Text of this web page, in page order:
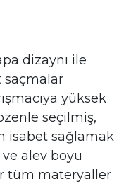
dizaynı ile
saçmalar
yüksek
seçilmiş,
isabet sağlamak
alev boyu
tüm materyaller